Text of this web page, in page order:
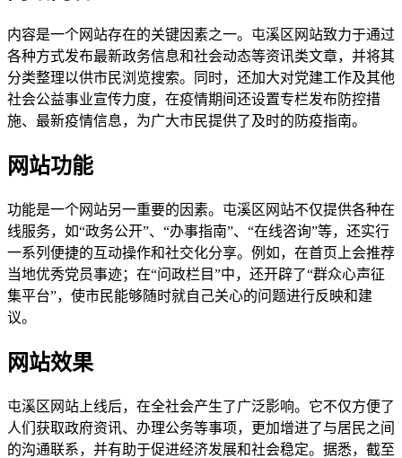
内容是一个网站存在的关键因素之一。屯溪区网站致力于通过
各种方式发布最新政务信息和社会动态等资讯类文章，并将其
分类整理以供市民浏览搜索。同时，还加大对党建工作及其他
社会公益事业宣传力度，在疫情期间还设置专栏发布防控措
施、最新疫情信息，为广大市民提供了及时的防疫指南。
网站功能
功能是一个网站另一重要的因素。屯溪区网站不仅提供各种在
线服务，如“政务公开”、“办事指南”、“在线咨询”等，还实行
一系列便捷的互动操作和社交化分享。例如，在首页上会推荐
当地优秀党员事迹；在“问政栏目”中，还开辟了“群众心声征
集平台”，使市民能够随时就自己关心的问题进行反映和建
议。
网站效果
屯溪区网站上线后，在全社会产生了广泛影响。它不仅方便了
人们获取政府资讯、办理公务等事项，更加增进了与居民之间
的沟通联系，并有助于促进经济发展和社会稳定。据悉，截至